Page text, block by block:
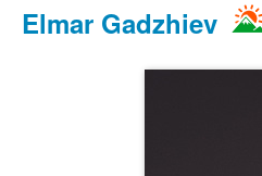
Elmar Gadzhiev